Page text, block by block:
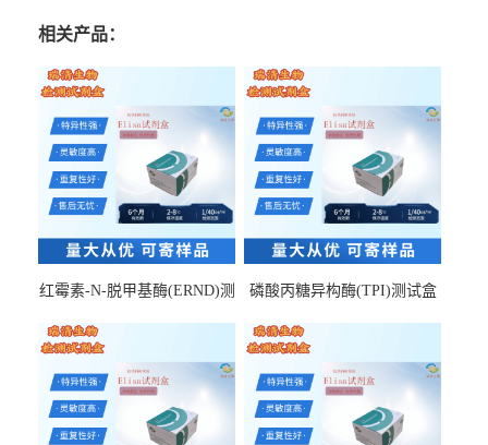
相关产品：
红霉素-N-脱甲基酶(ERND)测
磷酸丙糖异构酶(TPI)测试盒